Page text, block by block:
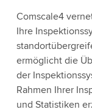
Comscale4
Ihre
ermöglicht die
der
Rahmen Ihrer
und Statistiken